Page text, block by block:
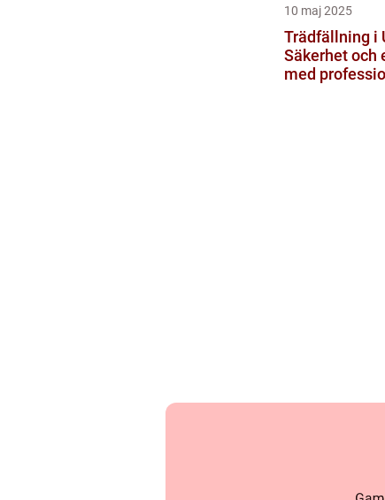
10 maj 2025
Trädfällning i
Säkerhet och
med